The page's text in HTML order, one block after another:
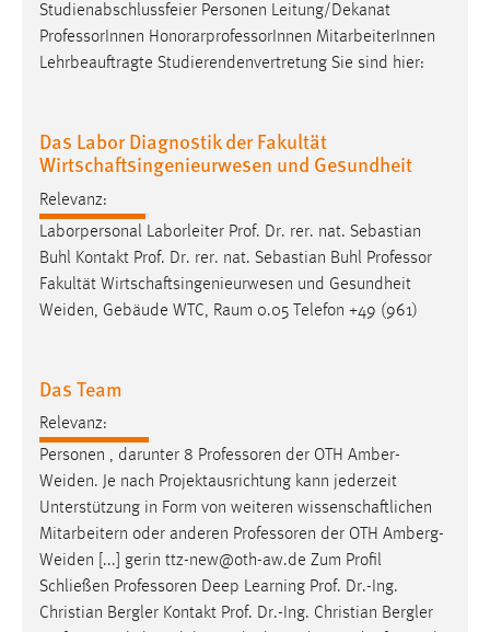
Studienabschlussfeier Personen Leitung/Dekanat
ProfessorInnen HonorarprofessorInnen MitarbeiterInnen
Lehrbeauftragte Studierendenvertretung Sie sind hier:
Das Labor Diagnostik der Fakultät
Wirtschaftsingenieurwesen und Gesundheit
Relevanz:
Laborpersonal Laborleiter Prof. Dr. rer. nat. Sebastian
Buhl Kontakt Prof. Dr. rer. nat. Sebastian Buhl Professor
Fakultät Wirtschaftsingenieurwesen und Gesundheit
Weiden, Gebäude WTC, Raum 0.05 Telefon +49 (961)
Das Team
Relevanz:
Personen , darunter 8 Professoren der OTH Amber-
Weiden. Je nach Projektausrichtung kann jederzeit
Unterstützung in Form von weiteren wissenschaftlichen
Mitarbeitern oder anderen Professoren der OTH Amberg-
Weiden [...] gerin ttz-new@oth-aw.de Zum Profil
Schließen Professoren Deep Learning Prof. Dr.-Ing.
Christian Bergler Kontakt Prof. Dr.-Ing. Christian Bergler
Name:
_gcl_au
Anbieter:
Zweck:
Conversion-Tracking
Cookie Laufzeit:
3 Monate
Facebook Pixel
Anbieter:
Facebook
Zweck:
Conversion-Tracking
Cookie Laufzeit:
3 Monate